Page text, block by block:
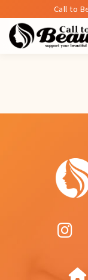
Call to